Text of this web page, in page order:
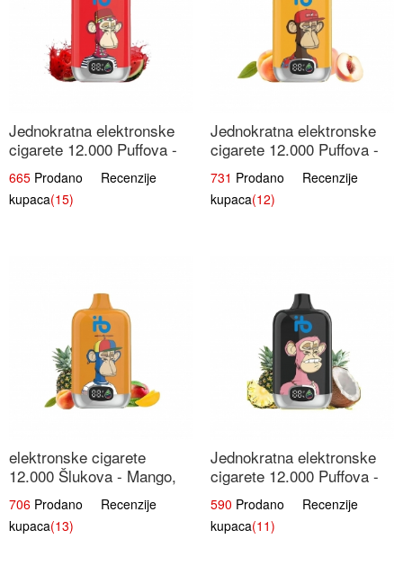
Jednokratna elektronske
cigarete 12.000 Puffova -
Lubenica Sladoled | Ljetna
Desertna Aroma
665 Prodano Recenzije
kupaca(15)
Jednokratna elektronske
cigarete 12.000 Puffova -
Breskva i Voćni Sok |
Osježavajuća Voćna
Mješavina
731 Prodano Recenzije
kupaca(12)
elektronske cigarete
12.000 Šlukova - Mango,
Ananas, Breskva | Tropska
Voćna Mješavina
706 Prodano Recenzije
kupaca(13)
Jednokratna elektronske
cigarete 12.000 Puffova -
Ananas i Kokos Sladoled |
Tropski Desert
590 Prodano Recenzije
kupaca(11)